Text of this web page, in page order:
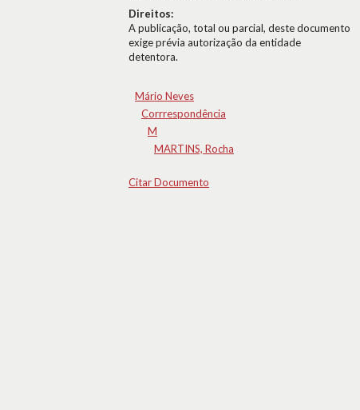
Direitos:
A publicação, total ou parcial, deste documento
exige prévia autorização da entidade
detentora.
Mário Neves
Corrrespondência
M
MARTINS, Rocha
Citar Documento